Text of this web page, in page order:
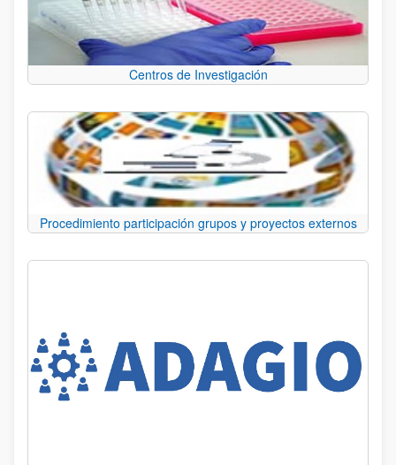
Centros de Investigación
Procedimiento participación grupos y proyectos externos